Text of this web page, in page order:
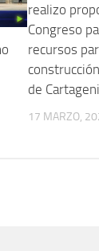
realizo
Congreso
recursos
de
17 MARZO,